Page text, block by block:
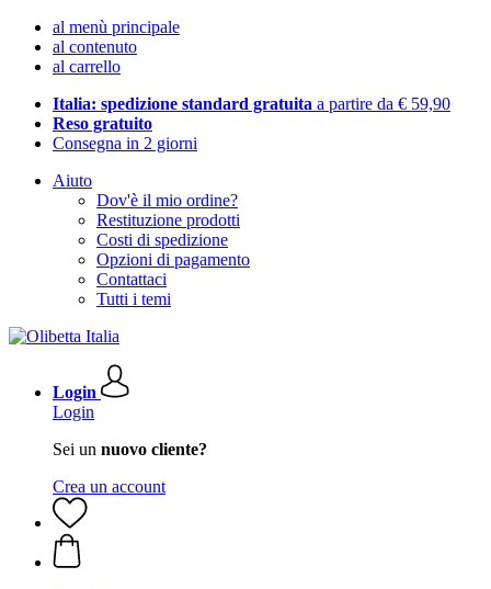
al menù principale
al contenuto
al carrello
Italia: spedizione standard gratuita a partire da € 59,90
Reso gratuito
Consegna in 2 giorni
Aiuto
Dov'è il mio ordine?
Restituzione prodotti
Costi di spedizione
Opzioni di pagamento
Contattaci
Tutti i temi
Login
Login
Sei un nuovo cliente?
Crea un account